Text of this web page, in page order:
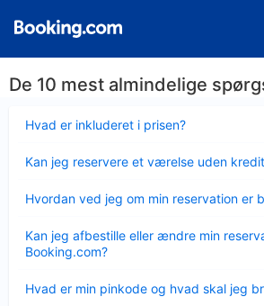
De 10 mest almindelige
Hvad er inkluderet i prisen?
Kan jeg reservere et værelse uden
Hvordan ved jeg om min reservation er
Kan jeg afbestille eller ændre min
Booking.com?
Hvad er min pinkode og hvad skal jeg